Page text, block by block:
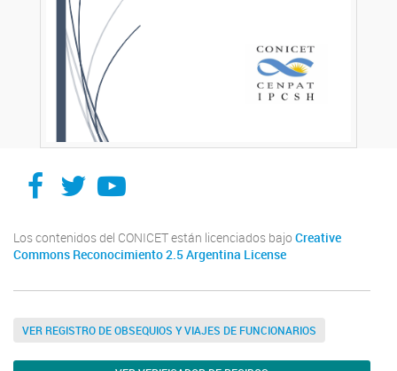
Facebook
TwitterYouTube
Los contenidos del CONICET están licenciados bajo Creative
Commons Reconocimiento 2.5 Argentina License
VER REGISTRO DE OBSEQUIOS Y VIAJES DE FUNCIONARIOS